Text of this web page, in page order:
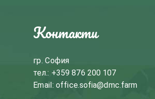
Контакти
гр. София
тел.: +359 876 200 107
Email:office.sofia@dmc.farm